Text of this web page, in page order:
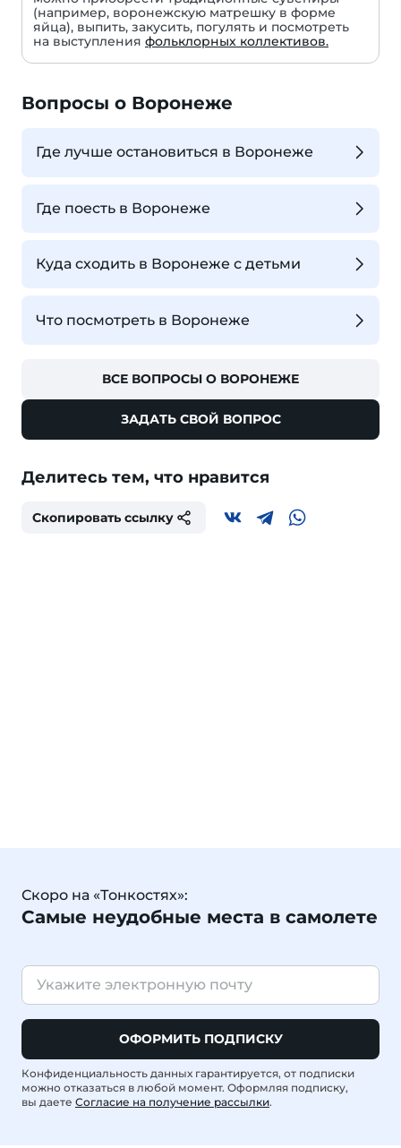
(например, воронежскую матрешку в форме
яйца), выпить, закусить, погулять и посмотреть
на выступления фольклорных коллективов.
Вопросы о Воронеже
Где лучше остановиться в Воронеже
Где поесть в Воронеже
Куда сходить в Воронеже с детьми
Что посмотреть в Воронеже
ВСЕ ВОПРОСЫ О ВОРОНЕЖЕ
ЗАДАТЬ СВОЙ ВОПРОС
Делитесь тем, что нравится
Скопировать ссылку
Скоро на «Тонкостях»:
Самые неудобные места в самолете
ОФОРМИТЬ ПОДПИСКУ
Конфиденциальность данных гарантируется, от подписки
можно отказаться в любой момент. Оформляя подписку,
вы даете Согласие на получение рассылки.